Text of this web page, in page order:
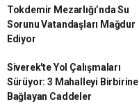
Tokdemir Mezarlığı’nda Su
Sorunu Vatandaşları Mağdur
Ediyor
Siverek'te Yol Çalışmaları
Sürüyor: 3 Mahalleyi Birbirine
Bağlayan Caddeler